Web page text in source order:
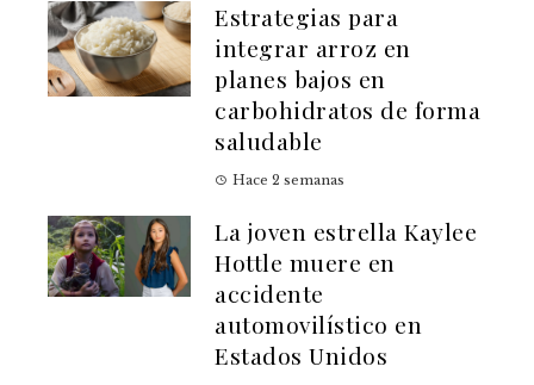
Estrategias para
integrar arroz en
planes bajos en
carbohidratos de forma
saludable
Hace 2 semanas
La joven estrella Kaylee
Hottle muere en
accidente
automovilístico en
Estados Unidos